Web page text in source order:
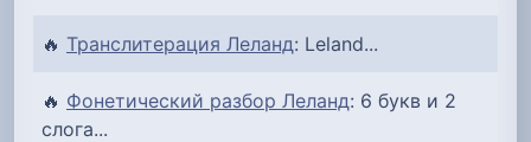
🔥 Транслитерация Леланд: Leland...
🔥 Фонетический разбор Леланд: 6 букв и 2
слога...